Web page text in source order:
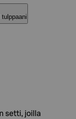
setti, joilla